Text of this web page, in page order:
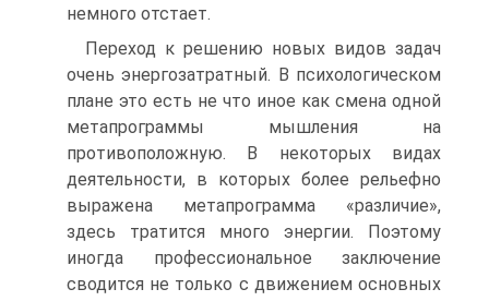
немного отстает.
Переход к решению новых видов задач
очень энергозатратный. В психологическом
плане это есть не что иное как смена одной
метапрограммы мышления на
противоположную. В некоторых видах
деятельности, в которых более рельефно
выражена метапрограмма «различие»,
здесь тратится много энергии. Поэтому
иногда профессиональное заключение
сводится не только с движением основных